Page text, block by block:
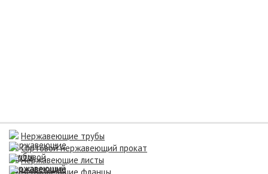
Нержавеющие трубы
Сортовой нержавеющий прокат
Нержавеющие листы
Нержавеющие фланцы